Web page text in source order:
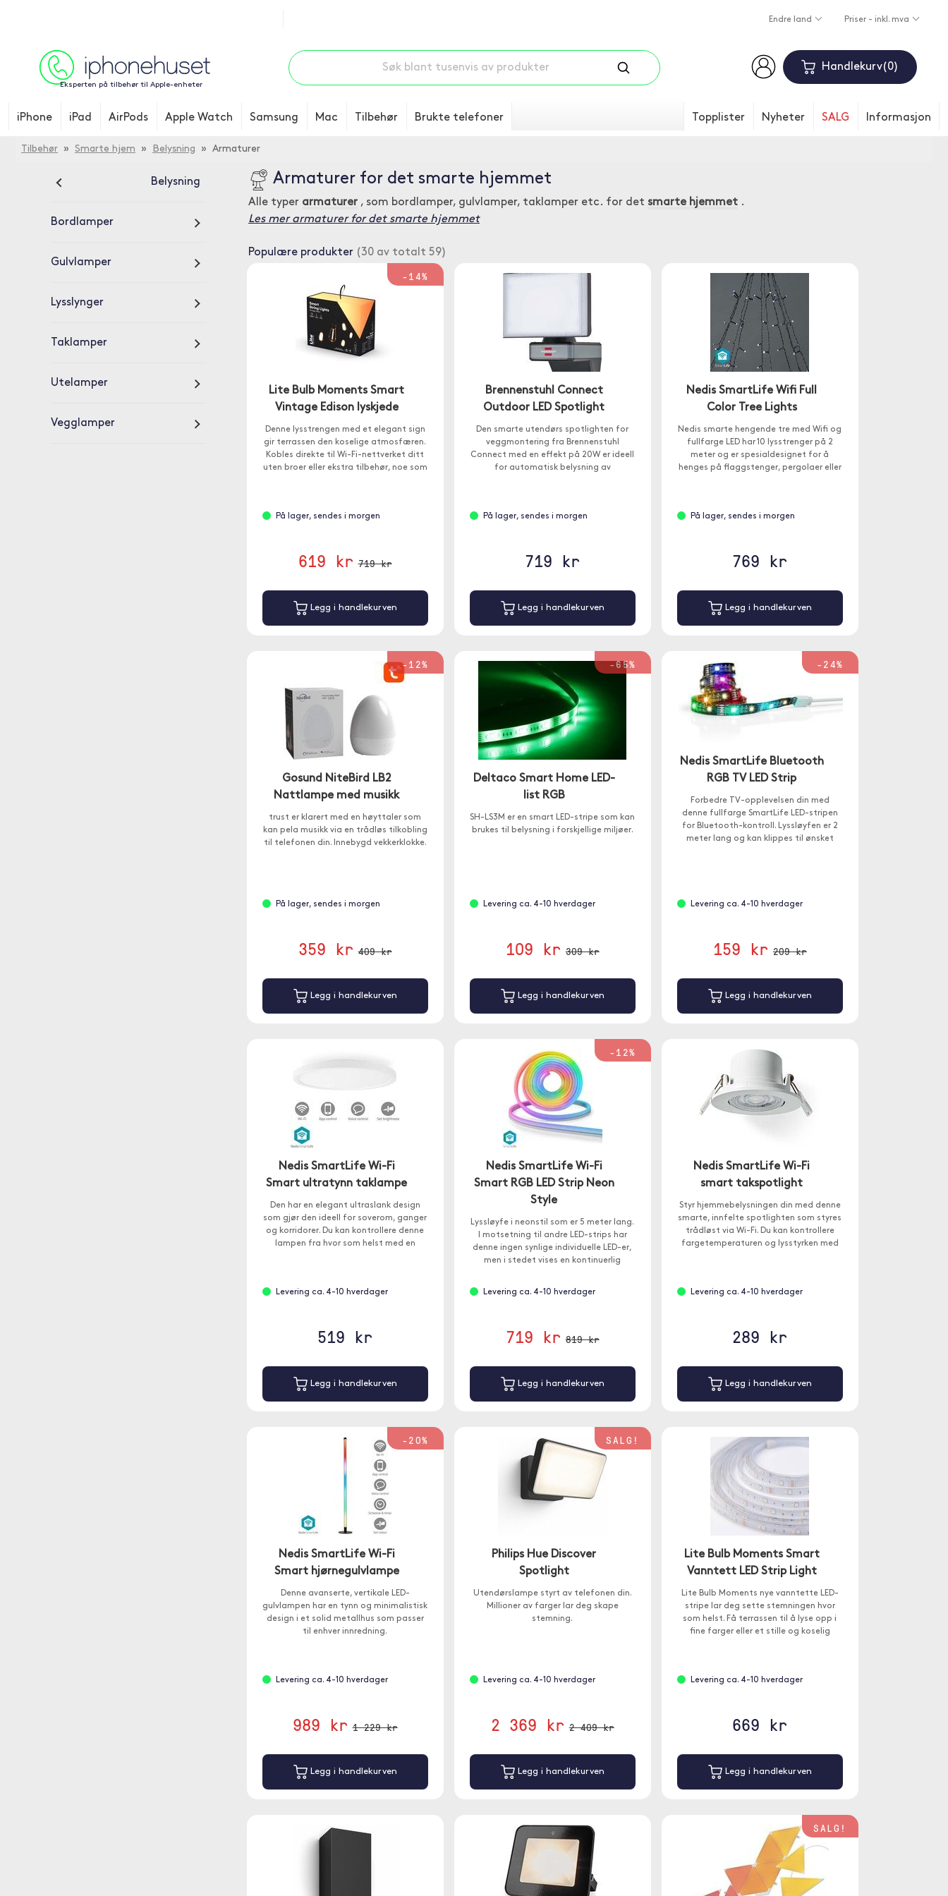
Endre land Priser - inkl. mva
Eksperten på tilbehør til Apple-enheter
Handlekurv 0
iPhone iPad AirPods Apple Watch Samsung Mac Tilbehør Brukte telefoner Topplister Nyheter SALG Informasjon
Tilbehør » Smarte hjem » Belysning » Armaturer
Belysning
Bordlamper
Gulvlamper
Lysslynger
Taklamper
Utelamper
Vegglamper
Armaturer for det smarte hjemmet
Alle typer armaturer , som bordlamper, gulvlamper, taklamper etc. for det smarte hjemmet .
Les mer armaturer for det smarte hjemmet
Populære produkter (30 av totalt 59)
-14%
Lite Bulb Moments Smart
Vintage Edison lyskjede
Denne lysstrengen med et elegant sign
gir terrassen den koselige atmosfæren.
Kobles direkte til Wi-Fi-nettverket ditt
uten broer eller ekstra tilbehør, noe som
På lager, sendes i morgen
619 kr 719 kr
Legg i handlekurven
Brennenstuhl Connect
Outdoor LED Spotlight
Den smarte utendørs spotlighten for
veggmontering fra Brennenstuhl
Connect med en effekt på 20W er ideell
for automatisk belysning av
På lager, sendes i morgen
719 kr
Legg i handlekurven
Nedis SmartLife Wifi Full
Color Tree Lights
Nedis smarte hengende tre med Wifi og
fullfarge LED har 10 lysstrenger på 2
meter og er spesialdesignet for å
henges på flaggstenger, pergolaer eller
På lager, sendes i morgen
769 kr
Legg i handlekurven
-12%
Gosund NiteBird LB2
Nattlampe med musikk
trust er klarert med en høyttaler som
kan pela musikk via en trådløs tilkobling
til telefonen din. Innebygd vekkerklokke.
På lager, sendes i morgen
359 kr 409 kr
Legg i handlekurven
-65%
Deltaco Smart Home LED-
list RGB
SH-LS3M er en smart LED-stripe som kan
brukes til belysning i forskjellige miljøer.
Levering ca. 4-10 hverdager
109 kr 309 kr
Legg i handlekurven
-24%
Nedis SmartLife Bluetooth
RGB TV LED Strip
Forbedre TV-opplevelsen din med
denne fullfarge SmartLife LED-stripen
for Bluetooth-kontroll. Lyssløyfen er 2
meter lang og kan klippes til ønsket
Levering ca. 4-10 hverdager
159 kr 209 kr
Legg i handlekurven
Nedis SmartLife Wi-Fi
Smart ultratynn taklampe
Den har en elegant ultraslank design
som gjør den ideell for soverom, ganger
og korridorer. Du kan kontrollere denne
lampen fra hvor som helst med en
Levering ca. 4-10 hverdager
519 kr
Legg i handlekurven
-12%
Nedis SmartLife Wi-Fi
Smart RGB LED Strip Neon
Style
Lyssløyfe i neonstil som er 5 meter lang.
I motsetning til andre LED-strips har
denne ingen synlige individuelle LED-er,
men i stedet vises en kontinuerlig
Levering ca. 4-10 hverdager
719 kr 819 kr
Legg i handlekurven
Nedis SmartLife Wi-Fi
smart takspotlight
Styr hjemmebelysningen din med denne
smarte, innfelte spotlighten som styres
trådløst via Wi-Fi. Du kan kontrollere
fargetemperaturen og lysstyrken med
Levering ca. 4-10 hverdager
289 kr
Legg i handlekurven
-20%
Nedis SmartLife Wi-Fi
Smart hjørnegulvlampe
Denne avanserte, vertikale LED-
gulvlampen har en tynn og minimalistisk
design i et solid metallhus som passer
til enhver innredning.
Levering ca. 4-10 hverdager
989 kr 1 229 kr
Legg i handlekurven
SALG!
Philips Hue Discover
Spotlight
Utendørslampe styrt av telefonen din.
Millioner av farger lar deg skape
stemning.
Levering ca. 4-10 hverdager
2 369 kr 2 409 kr
Legg i handlekurven
Lite Bulb Moments Smart
Vanntett LED Strip Light
Lite Bulb Moments nye vanntette LED-
stripe lar deg sette stemningen hvor
som helst. Få terrassen til å lyse opp i
fine farger eller et stille og koselig
Levering ca. 4-10 hverdager
669 kr
Legg i handlekurven
SALG!